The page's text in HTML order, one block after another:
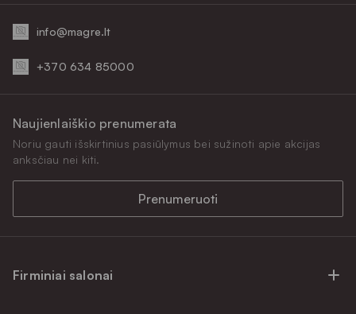
info@magre.lt
+370 634 85000
Firminiai salonai
Naujienlaiškio prenumerata
Noriu gauti išskirtinius pasiūlymus bei sužinoti apie akcijas
anksčiau nei kiti.
Prenumeruoti